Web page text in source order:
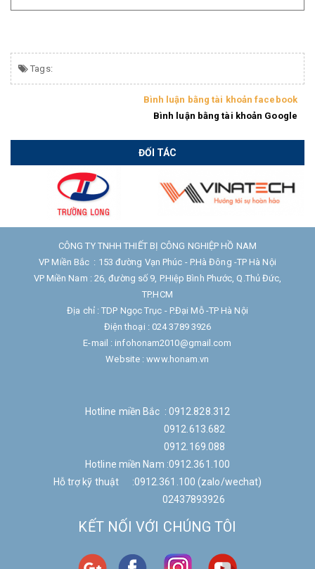
Tags:
Bình luận bằng tài khoản facebook
Bình luận bằng tài khoản Google
ĐỐI TÁC
CÔNG TY TNHH THIẾT BỊ CÔNG NGHIỆP HỒ NAM
VP Miền Bắc : 153 đường Vạn Phúc - P.Hà Đông -TP Hà Nội
VP Miền Nam : 26, đường số 9, P.Hiệp Bình Phước, Q.Thủ Đức,
TP.HCM
Địa chỉ : TDP Ngọc Trục - P.Đại Mỗ -TP Hà Nội
Điện thoại : 024 3789 3926
E-mail : infohonam2010@gmail.com
Website : www.honam.vn
Hotline miền Bắc : 0912.828.312
0912.613.682
0912.169.088
Hotline miền Nam :0912.361.100
Hỗ trợ kỹ thuật :0912.361.100 (zalo/wechat)
02437893926
KẾT NỐI VỚI CHÚNG TÔI